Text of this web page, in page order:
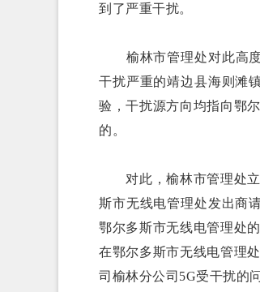
到了严重干扰。
榆林市管理处对此高度
干扰严重的靖边县海则滩
验，干扰源方向均指向鄂
的。
对此，榆林市管理处立
斯市无线电管理处发出商
鄂尔多斯市无线电管理处
在鄂尔多斯市无线电管理
司榆林分公司5G受干扰的